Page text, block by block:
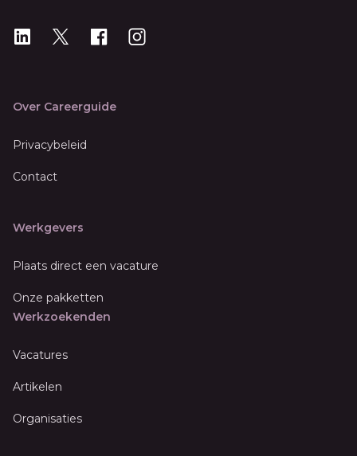
LinkedIn
X Instagram
Over Careerguide
Privacybeleid
Contact
Werkgevers
Plaats direct een vacature
Onze pakketten
Werkzoekenden
Vacatures
Artikelen
Organisaties